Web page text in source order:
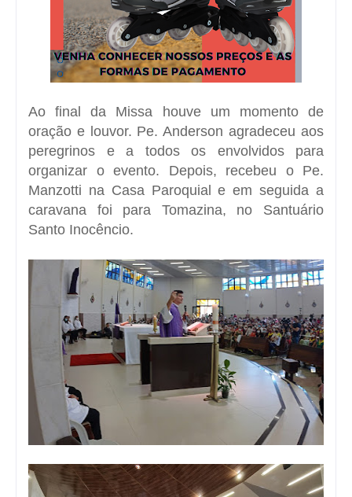
Ao final da Missa houve um momento de
oração e louvor. Pe. Anderson agradeceu aos
peregrinos e a todos os envolvidos para
organizar o evento. Depois, recebeu o Pe.
Manzotti na Casa Paroquial e em seguida a
caravana foi para Tomazina, no Santuário
Santo Inocêncio.